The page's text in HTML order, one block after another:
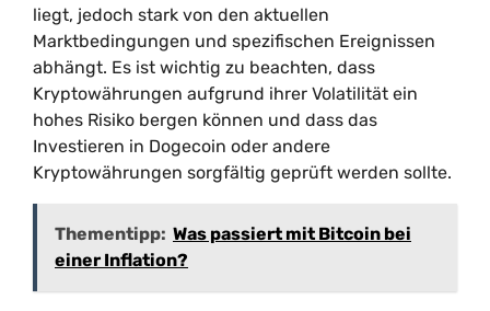
liegt, jedoch stark von den aktuellen
Marktbedingungen und spezifischen Ereignissen
abhängt. Es ist wichtig zu beachten, dass
Kryptowährungen aufgrund ihrer Volatilität ein
hohes Risiko bergen können und dass das
Investieren in Dogecoin oder andere
Kryptowährungen sorgfältig geprüft werden sollte.
Thementipp: Was passiert mit Bitcoin bei
einer Inflation?